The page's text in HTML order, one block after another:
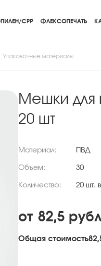
CPP ФЛЕКСОПЕЧАТЬ
Упаковочные материалы
Мешки для
20 шт
Материал: ПВД
Объем: 30
Количество: 20 шт.
от 82,5
Общая стоимость